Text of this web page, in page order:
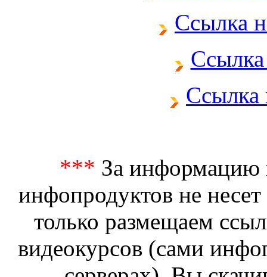
Ссылка
Ссылка
*** За информацию
инфопродуктов не
только размещаем
видеокурсов (сами